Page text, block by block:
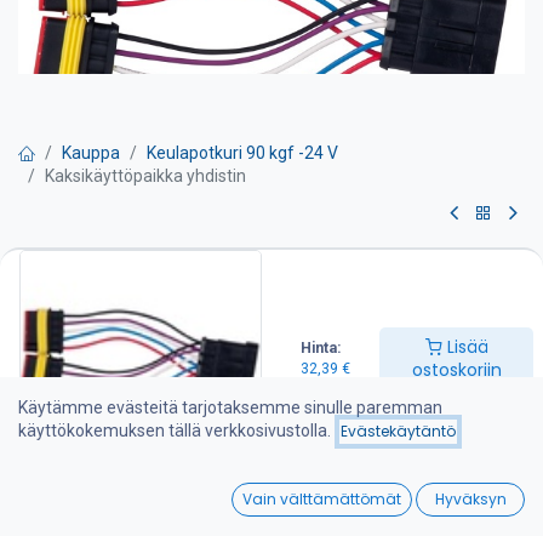
Hinta:
32,39 €
Lisää
ostoskoriin
Wishlist
Kauppa
Keulapotkuri 90 kgf -24 V
Kaksikäyttöpaikka yhdistin
Kaksikäyttöpaikka yhdistin
32,39€
Lisää ostoskoriin
Käytämme evästeitä tarjotaksemme sinulle paremman
käyttökokemuksen tällä verkkosivustolla.
Evästekäytäntö
Vain välttämättömät Hyväksyn